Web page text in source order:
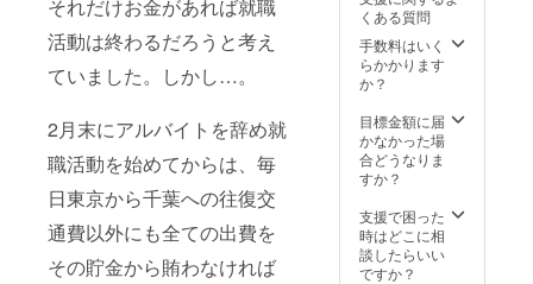
それだけお金があれば就職
活動は終わるだろうと考え
ていました。しかし…。
2月末にアルバイトを辞め就
職活動を始めてからは、毎
日東京から千葉への往復交
通費以外にも全ての出費を
その貯金から賄わなければ
くある質問
手数料はいく
らかかります
か？
目標金額に届
かなかった場
合どうなりま
すか？
支援で困った
時はどこに相
談したらいい
ですか？